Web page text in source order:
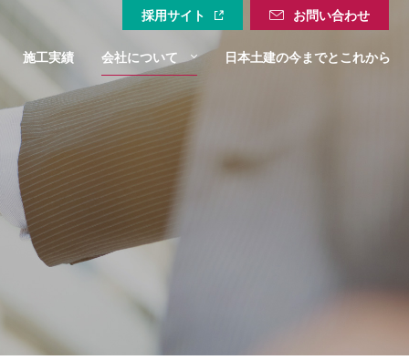
施工実績 会社について 日本土建の今までとこれから
採用サイト お問い合わせ